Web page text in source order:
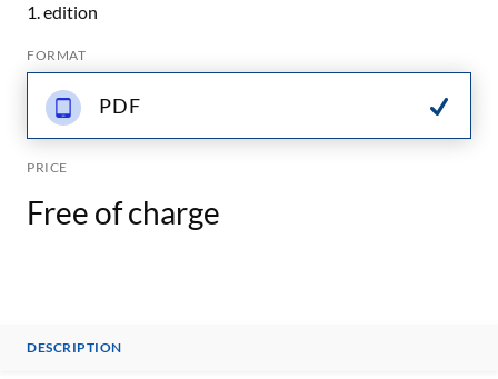
1. edition
FORMAT
PDF
PRICE
Free of charge
DESCRIPTION